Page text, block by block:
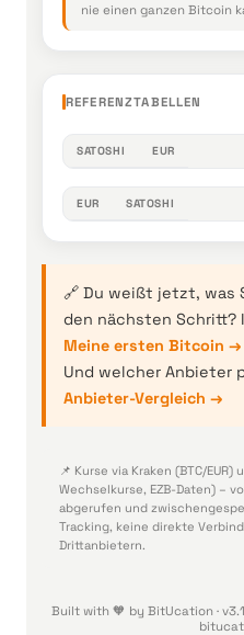
nie einen ganzen Bitcoin
REFERENZTABELLEN
SATOSHI EUR
EUR SATOSHI
🔗 Du weißt jetzt, was
den nächsten Schritt?
Meine ersten Bitcoin →
Und welcher Anbieter
Anbieter-Vergleich →
📌 Kurse via Kraken (BTC/
Wechselkurse, EZB-Daten) –
abgerufen und
Tracking, keine direkte
Drittanbietern.
Built with 🧡 by BitUcation ·